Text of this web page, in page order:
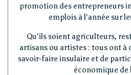
promotion des entrepreneurs
emplois à l'année sur
Qu'ils soient agriculteurs,
artisans ou artistes : tous ont à
savoir-faire insulaire et de
économique de